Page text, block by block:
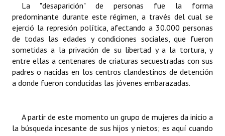
Declaraciones
Resoluciones
Resoluciones de Presidencia
INSTITUCIONAL
Noticias Destacadas
Registros y Distinciones
La "desaparición" de personas fue la forma
predominante durante este régimen, a través del cual se
ejerció la represión política, afectando a 30.000 personas
de todas las edades y condiciones sociales, que fueron
sometidas a la privación de su libertad y a la tortura, y
entre ellas a centenares de criaturas secuestradas con sus
padres o nacidas en los centros clandestinos de detención
a donde fueron conducidas las jóvenes embarazadas.
A partir de este momento un grupo de mujeres da inicio a
la búsqueda incesante de sus hijos y nietos; es aquí cuando